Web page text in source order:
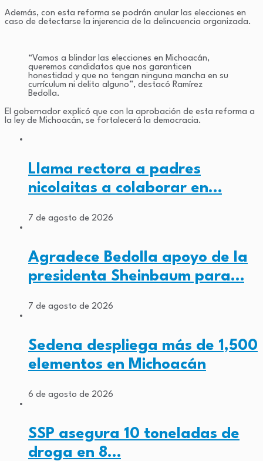
Además, con esta reforma se podrán anular las elecciones en
caso de detectarse la injerencia de la delincuencia organizada.
“Vamos a blindar las elecciones en Michoacán,
queremos candidatos que nos garanticen
honestidad y que no tengan ninguna mancha en su
currículum ni delito alguno”, destacó Ramírez
Bedolla.
El gobernador explicó que con la aprobación de esta reforma a
la ley de Michoacán, se fortalecerá la democracia.
Llama rectora a padres
nicolaitas a colaborar en…
7 de agosto de 2026
Agradece Bedolla apoyo de la
presidenta Sheinbaum para…
7 de agosto de 2026
Sedena despliega más de 1,500
elementos en Michoacán
6 de agosto de 2026
SSP asegura 10 toneladas de
droga en 8…